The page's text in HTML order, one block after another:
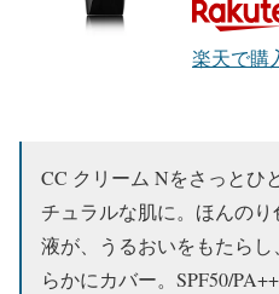
楽天で購
CC クリーム Nをさっとひ
チュラルな肌に。ほんの
液が、うるおいをもたら
らかにカバー。SPF50/